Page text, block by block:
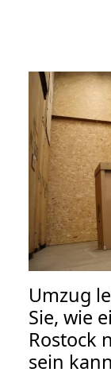
Umzug
Sie, wie
Rostock
sein kann